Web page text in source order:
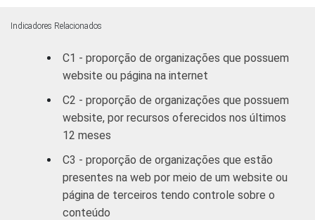
direitos
Outros 45 53
1Base: 2.551 organizações sem fins
lucrativos que declararam ter acesso à
Internet. Cada item apresentado se refere
apenas aos resultados da alternativa "sim".
Indicadores Relacionados
C1 - proporção de organizações que possuem
website ou página na internet
C2 - proporção de organizações que possuem
website, por recursos oferecidos nos últimos
12 meses
C3 - proporção de organizações que estão
presentes na web por meio de um website ou
página de terceiros tendo controle sobre o
conteúdo